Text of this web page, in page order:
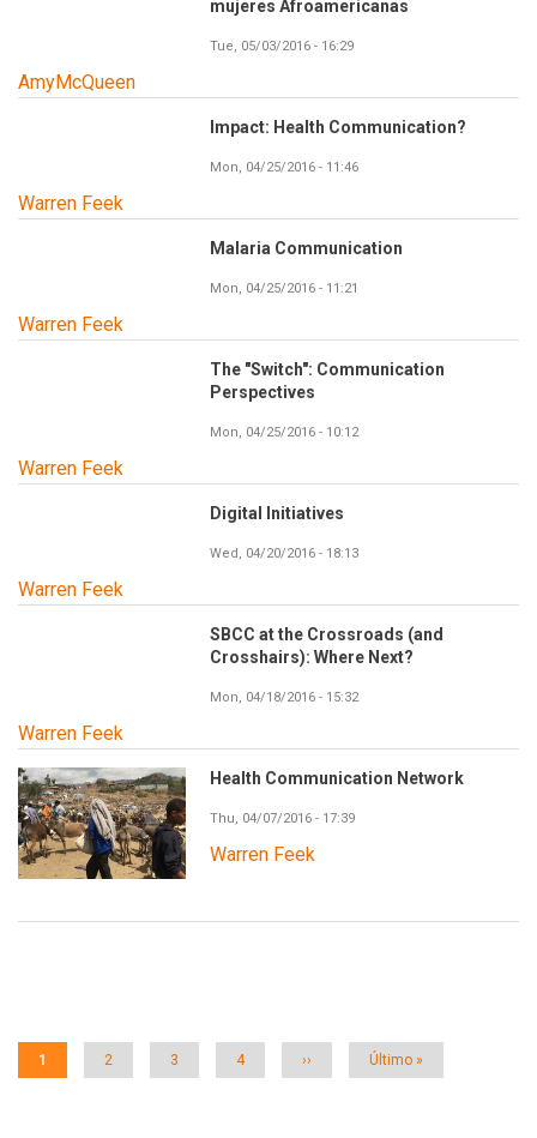
mujeres Afroamericanas
Tue, 05/03/2016 - 16:29
AmyMcQueen
Impact: Health Communication?
Mon, 04/25/2016 - 11:46
Warren Feek
Malaria Communication
Mon, 04/25/2016 - 11:21
Warren Feek
The "Switch": Communication
Perspectives
Mon, 04/25/2016 - 10:12
Warren Feek
Digital Initiatives
Wed, 04/20/2016 - 18:13
Warren Feek
SBCC at the Crossroads (and
Crosshairs): Where Next?
Mon, 04/18/2016 - 15:32
Warren Feek
Health Communication Network
Thu, 04/07/2016 - 17:39
Warren Feek
Página
1 Página
2 Página
3 Página
4
Siguiente
››
Última
Último »